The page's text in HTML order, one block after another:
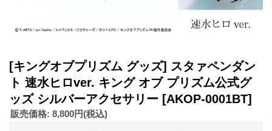
[キングオブプリズム グッズ] スタァペンダン
ト 速水ヒロver. キング オブ プリズム公式グ
ッズ シルバーアクセサリー [AKOP-0001BT]
販売価格: 8,800円(税込)